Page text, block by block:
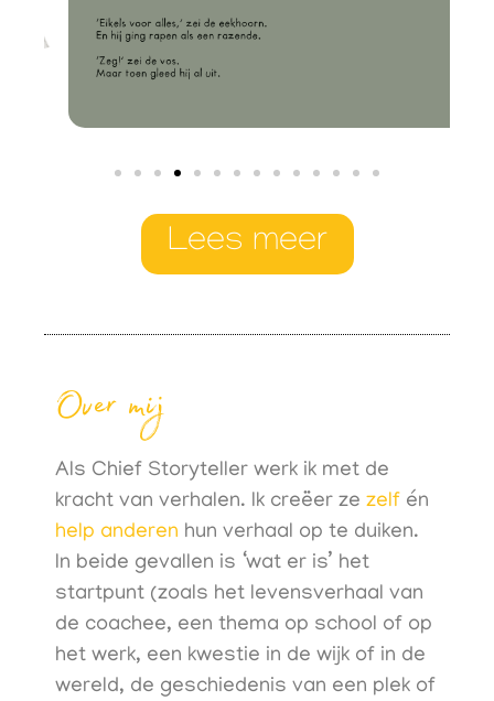
Lees meer
Over mij
Als Chief Storyteller werk ik met de
kracht van verhalen. Ik creëer ze zelf én
help anderen hun verhaal op te duiken.
In beide gevallen is ‘wat er is’ het
startpunt (zoals het levensverhaal van
de coachee, een thema op school of op
het werk, een kwestie in de wijk of in de
wereld, de geschiedenis van een plek of